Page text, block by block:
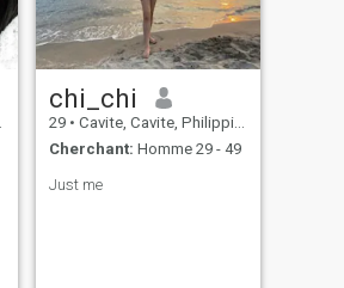
chi_chi
29 • Cavite, Cavite, Philippines
Cherchant: Homme 29 - 49
Just me